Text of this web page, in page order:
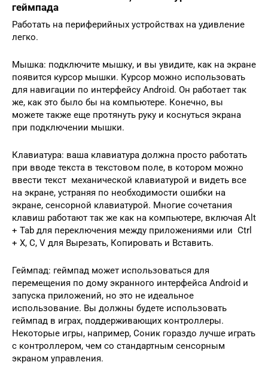
геймпада
Работать на периферийных устройствах на удивление
легко.
Мышка: подключите мышку, и вы увидите, как на экране
появится курсор мышки. Курсор можно использовать
для навигации по интерфейсу Android. Он работает так
же, как это было бы на компьютере. Конечно, вы
можете также еще протянуть руку и коснуться экрана
при подключении мышки.
Клавиатура: ваша клавиатура должна просто работать
при вводе текста в текстовом поле, в котором можно
ввести текст механической клавиатурой и видеть все
на экране, устраняя по необходимости ошибки на
экране, сенсорной клавиатурой. Многие сочетания
клавиш работают так же как на компьютере, включая Alt
+ Tab для переключения между приложениями или Ctrl
+ X, C, V для Вырезать, Копировать и Вставить.
Геймпад: геймпад может использоваться для
перемещения по дому экранного интерфейса Android и
запуска приложений, но это не идеальное
использование. Вы должны будете использовать
геймпад в играх, поддерживающих контроллеры.
Некоторые игры, например, Соник гораздо лучше играть
с контроллером, чем со стандартным сенсорным
экраном управления.